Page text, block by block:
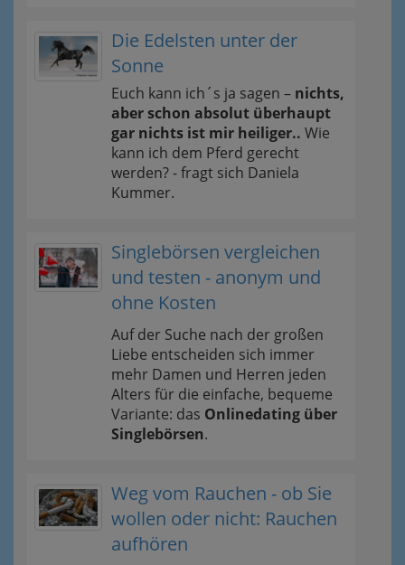
Die Edelsten unter der
Sonne
Euch kann ich´s ja sagen – nichts,
aber schon absolut überhaupt
gar nichts ist mir heiliger.. Wie
kann ich dem Pferd gerecht
werden? - fragt sich Daniela
Kummer.
Singlebörsen vergleichen
und testen - anonym und
ohne Kosten
Auf der Suche nach der großen
Liebe entscheiden sich immer
mehr Damen und Herren jeden
Alters für die einfache, bequeme
Variante: das Onlinedating über
Singlebörsen.
Weg vom Rauchen - ob Sie
wollen oder nicht: Rauchen
aufhören